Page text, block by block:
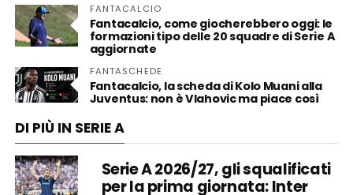
FANTACALCIO
Fantacalcio, come giocherebbero oggi: le
formazioni tipo delle 20 squadre di Serie A
aggiornate
FANTASCHEDE
Fantacalcio, la scheda di Kolo Muani alla
Juventus: non è Vlahovic ma piace così
DI PIÙ IN SERIE A
Serie A 2026/27, gli squalificati
per la prima giornata: Inter